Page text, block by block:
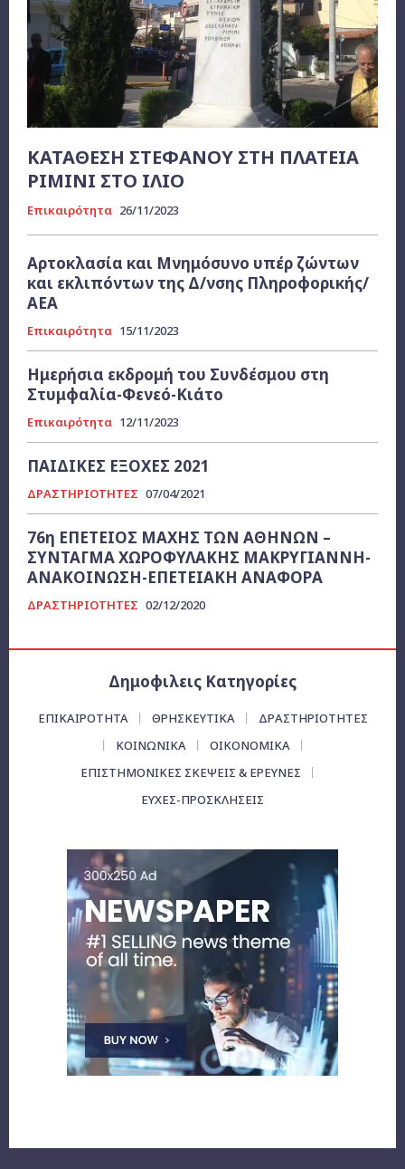
ΚΑΤΑΘΕΣΗ ΣΤΕΦΑΝΟΥ ΣΤΗ ΠΛΑΤΕΙΑ
ΡΙΜΙΝΙ ΣΤΟ ΙΛΙΟ
Επικαιρότητα 26/11/2023
Αρτοκλασία και Μνημόσυνο υπέρ ζώντων
και εκλιπόντων της Δ/νσης Πληροφορικής/
ΑΕΑ
Επικαιρότητα 15/11/2023
Ημερήσια εκδρομή του Συνδέσμου στη
Στυμφαλία-Φενεό-Κιάτο
Επικαιρότητα 12/11/2023
ΠΑΙΔΙΚΕΣ ΕΞΟΧΕΣ 2021
ΔΡΑΣΤΗΡΙΟΤΗΤΕΣ 07/04/2021
76η ΕΠΕΤΕΙΟΣ ΜΑΧΗΣ ΤΩΝ ΑΘΗΝΩΝ –
ΣΥΝΤΑΓΜΑ ΧΩΡΟΦΥΛΑΚΗΣ ΜΑΚΡΥΓΙΑΝΝΗ-
ΑΝΑΚΟΙΝΩΣΗ-ΕΠΕΤΕΙΑΚΗ ΑΝΑΦΟΡΑ
ΔΡΑΣΤΗΡΙΟΤΗΤΕΣ 02/12/2020
Δημοφιλεις Κατηγορίες
ΕΠΙΚΑΙΡΌΤΗΤΑ ΘΡΗΣΚΕΥΤΙΚΑ
ΔΡΑΣΤΗΡΙΟΤΗΤΕΣ
ΚΟΙΝΩΝΙΚΑ
ΟΙΚΟΝΟΜΙΚΆ
ΕΠΙΣΤΗΜΟΝΙΚΕΣ ΣΚΕΨΕΙΣ & ΕΡΕΥΝΕΣ
ΕΥΧΈΣ-ΠΡΟΣΚΛΉΣΕΙΣ